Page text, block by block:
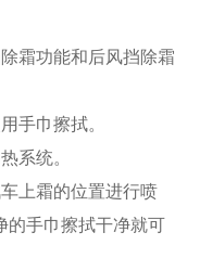
霜功能和后风挡除霜
手巾擦拭。
系统。
上霜的位置进行喷
的手巾擦拭干净就可